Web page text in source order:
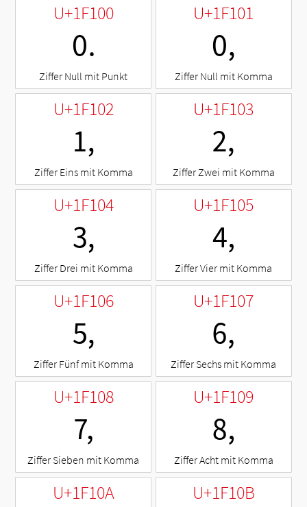
U+1F100
🄀
Ziffer Null mit Punkt
U+1F101
🄁
Ziffer Null mit Komma
U+1F102
🄂
Ziffer Eins mit Komma
U+1F103
🄃
Ziffer Zwei mit Komma
U+1F104
🄄
Ziffer Drei mit Komma
U+1F105
🄅
Ziffer Vier mit Komma
U+1F106
🄆
Ziffer Fünf mit Komma
U+1F107
🄇
Ziffer Sechs mit Komma
U+1F108
🄈
Ziffer Sieben mit Komma
U+1F109
🄉
Ziffer Acht mit Komma
U+1F10A U+1F10B